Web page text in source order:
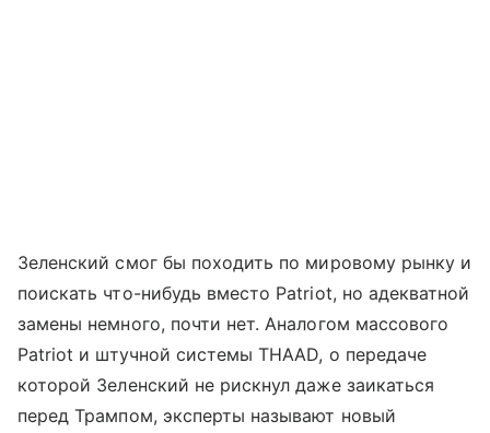
Зеленский смог бы походить по мировому рынку и
поискать что-нибудь вместо Patriot, но адекватной
замены немного, почти нет. Аналогом массового
Patriot и штучной системы THAAD, о передаче
которой Зеленский не рискнул даже заикаться
перед Трампом, эксперты называют новый